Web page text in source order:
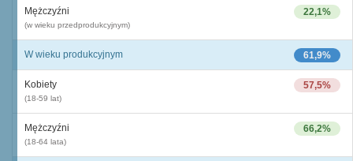
22,1%
Mężczyźni
(w wieku przedprodukcyjnym)
61,9%
W wieku produkcyjnym
57,5%
Kobiety
(18-59 lat)
66,2%
Mężczyźni
(18-64 lata)